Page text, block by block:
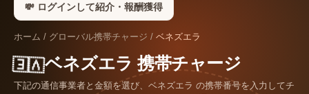
💸 ログインして紹介・報酬獲得
ホーム / グローバル携帯チャージ / ベネズエラ
🇻🇪ベネズエラ 携帯チャージ
下記の通信事業者と金額を選び、ベネズエラ の携帯番号を入力してチ